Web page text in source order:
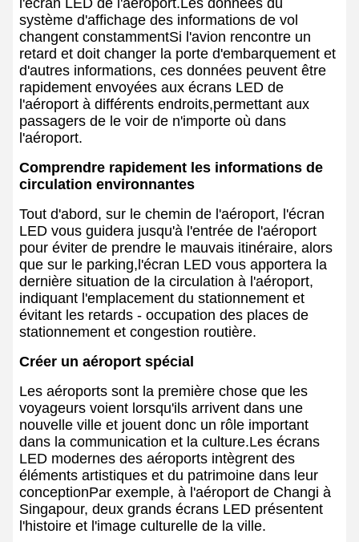
l'écran LED de l'aéroport.Les données du
système d'affichage des informations de vol
changent constammentSi l'avion rencontre un
retard et doit changer la porte d'embarquement et
d'autres informations, ces données peuvent être
rapidement envoyées aux écrans LED de
l'aéroport à différents endroits,permettant aux
passagers de le voir de n'importe où dans
l'aéroport.
Comprendre rapidement les informations de
circulation environnantes
Tout d'abord, sur le chemin de l'aéroport, l'écran
LED vous guidera jusqu'à l'entrée de l'aéroport
pour éviter de prendre le mauvais itinéraire, alors
que sur le parking,l'écran LED vous apportera la
dernière situation de la circulation à l'aéroport,
indiquant l'emplacement du stationnement et
évitant les retards - occupation des places de
stationnement et congestion routière.
Créer un aéroport spécial
Les aéroports sont la première chose que les
voyageurs voient lorsqu'ils arrivent dans une
nouvelle ville et jouent donc un rôle important
dans la communication et la culture.Les écrans
LED modernes des aéroports intègrent des
éléments artistiques et du patrimoine dans leur
conceptionPar exemple, à l'aéroport de Changi à
Singapour, deux grands écrans LED présentent
l'histoire et l'image culturelle de la ville.